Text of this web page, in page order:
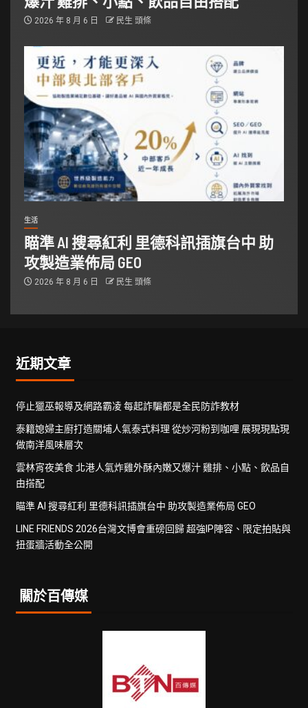
2026 年 8 月 6 日 民生 頭條
生活
瞄準 AI 搜尋紅利 里德科訊插旗台中 助
攻製造業佈局 GEO
2026 年 8 月 6 日 民生 頭條
近期文章
停止獵巫報導及網路霸凌 每起詐騙都是全民防詐教材
泰籍媳婦主廚打造關埔人氣泰式料理 從炒河粉到咖哩 展現現點現
做南洋風味層次
雲林宵夜美食 北港人氣炸雞外酥內嫩又爆汁 雞排、小點、飲品自
由搭配
瞄準 AI 搜尋紅利 里德科訊插旗台中 助攻製造業佈局 GEO
LINE FRIENDS 2026台灣文博會重磅回歸 超強IP陣容、限定拍貼與
扭蛋牆活動全公開
關於百傳媒